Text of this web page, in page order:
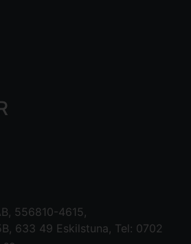
, 556810-4615,
633 49 Eskilstuna, Tel: 0702